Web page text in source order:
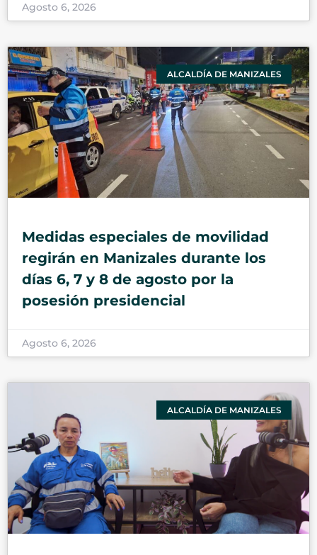
Agosto 6, 2026
ALCALDÍA DE MANIZALES
Medidas especiales de movilidad
regirán en Manizales durante los
días 6, 7 y 8 de agosto por la
posesión presidencial
Agosto 6, 2026
ALCALDÍA DE MANIZALES